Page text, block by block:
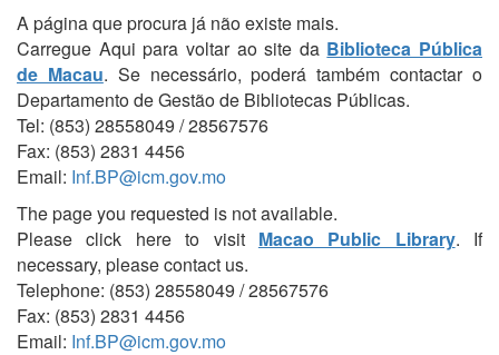
A página que procura já não existe mais.
Carregue Aqui para voltar ao site da Biblioteca Pública
de Macau. Se necessário, poderá também contactar o
Departamento de Gestão de Bibliotecas Públicas.
Tel: (853) 28558049 / 28567576
Fax: (853) 2831 4456
Email: Inf.BP@icm.gov.mo
The page you requested is not available.
Please click here to visit Macao Public Library. If
necessary, please contact us.
Telephone: (853) 28558049 / 28567576
Fax: (853) 2831 4456
Email: Inf.BP@icm.gov.mo